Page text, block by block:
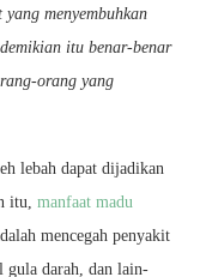
menyembuhkan
itu benar-benar
orang yang
lebah dapat dijadikan
itu, manfaat madu
mencegah penyakit
gula darah, dan lain-